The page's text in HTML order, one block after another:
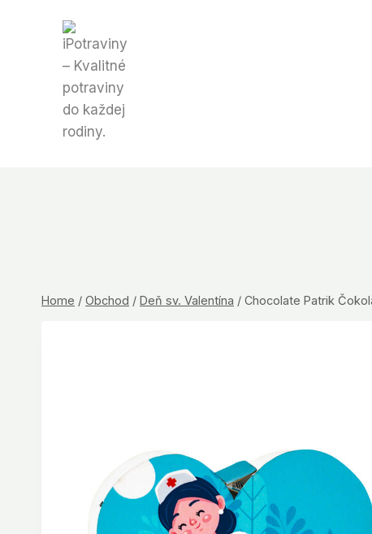
Home / Obchod / Deň sv. Valentína / Chocolate Patrik